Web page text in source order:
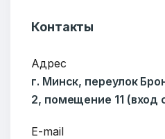
Контакты
Адрес
г. Минск, переулок
2, помещение 11 (вход
E-mail